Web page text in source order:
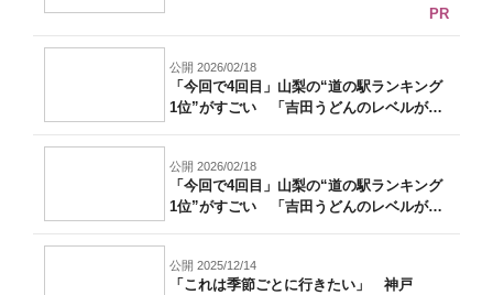
PR
公開 2026/02/18
「今回で4回目」山梨の“道の駅ランキング
1位”がすごい 「吉田うどんのレベルが
公開 2026/02/18
「今回で4回目」山梨の“道の駅ランキング
1位”がすごい 「吉田うどんのレベルが
公開 2025/12/14
「これは季節ごとに行きたい」 神戸